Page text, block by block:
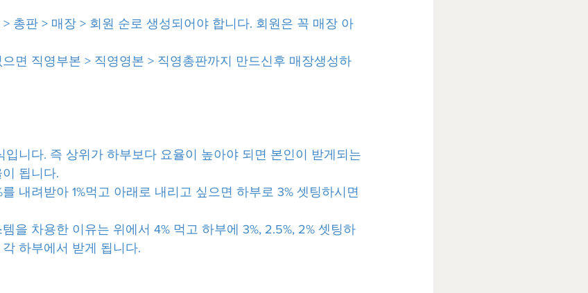
총판 > 매장 > 회원 순로 생성되어야 합니다. 회원은 꼭 매장 아
면 직영부본 > 직영영본 > 직영총판까지 만드신후 매장생성하
입니다. 즉 상위가 하부보다 요율이 높아야 되면 본인이 받게되는
됩니다.
내려받아 1%먹고 아래로 내리고 싶으면 하부로 3% 셋팅하시면
을 차용한 이유는 위에서 4% 먹고 하부에 3%, 2.5%, 2% 셋팅하
각 하부에서 받게 됩니다.